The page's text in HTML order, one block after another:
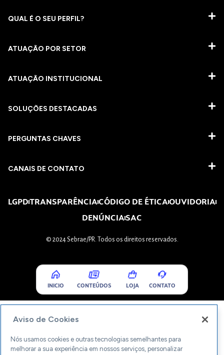
QUAL É O SEU PERFIL?
ATUAÇÃO POR SETOR
ATUAÇÃO INSTITUCIONAL
SOLUÇÕES DESTACADAS
PERGUNTAS CHAVES​
CANAIS DE CONTATO
LGPDTRANSPARÊNCIACÓDIGO DE ÉTICAOUVIDORIA
DENÚNCIASAC
© 2024 Sebrae/PR. Todos os direitos reservados.
INICIO CONTEÚDOS LOJA CONTATO
Aviso de Cookies
Nós usamos cookies e outras tecnologias semelhantes para
melhorar a sua experiência em nossos serviços, personalizar